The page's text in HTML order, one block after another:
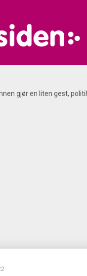
gjør en liten gest,